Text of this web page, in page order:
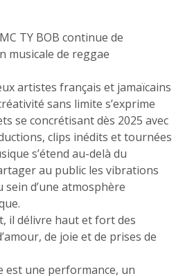
TY BOB continue de
musicale de reggae
artistes français et jamaïcains
sans limite s’exprime
se concrétisant dès 2025 avec
clips inédits et tournées
s’étend au-delà du
au public les vibrations
d’une atmosphère
il délivre haut et fort des
de joie et de prises de
est une performance, un